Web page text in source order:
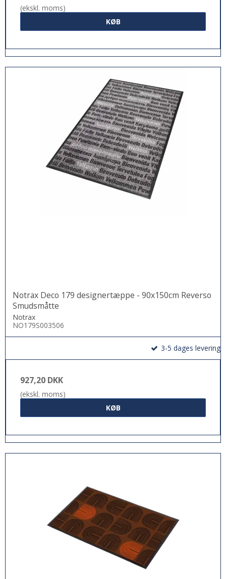
(ekskl. moms)
KØB
Notrax Deco 179 designertæppe - 90x150cm Reverso
Smudsmåtte
Notrax
NO179S003506
3-5 dages levering
927,20 DKK
(ekskl. moms)
KØB